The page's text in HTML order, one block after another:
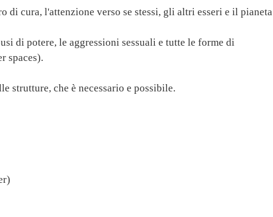
cura, l'attenzione verso se stessi, gli altri esseri e il pianeta
di potere, le aggressioni sessuali e tutte le forme di
spaces).
strutture, che è necessario e possibile.